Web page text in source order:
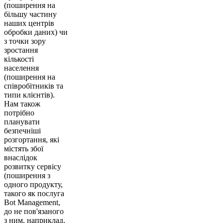
(поширення на
більшу частину
наших центрів
обробки даних) чи
з точки зору
зростання
кількості
населення
(поширення на
співробітників та
типи клієнтів).
Нам також
потрібно
планувати
безпечніші
розгортання, які
містять збої
внаслідок
розвитку сервісу
(поширення з
одного продукту,
такого як послуга
Bot Management,
до не пов'язаного
з ним, наприклад,